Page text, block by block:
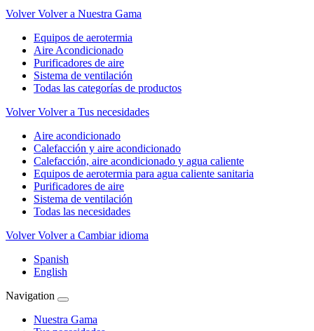
Volver Volver a Nuestra Gama
Equipos de aerotermia
Aire Acondicionado
Purificadores de aire
Sistema de ventilación
Todas las categorías de productos
Volver Volver a Tus necesidades
Aire acondicionado
Calefacción y aire acondicionado
Calefacción, aire acondicionado y agua caliente
Equipos de aerotermia para agua caliente sanitaria
Purificadores de aire
Sistema de ventilación
Todas las necesidades
Volver Volver a Cambiar idioma
Spanish
English
Navigation
Nuestra Gama